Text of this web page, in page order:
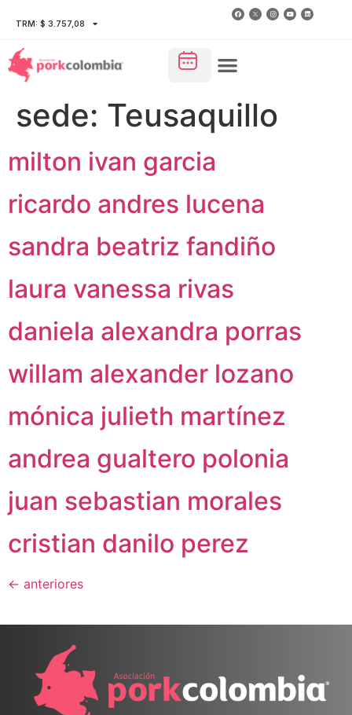
TRM: $ 3.757,08
sede: Teusaquillo
milton ivan garcia
ricardo andres lucena
sandra beatriz fandiño
laura vanessa rivas
daniela alexandra porras
willam alexander lozano
mónica julieth martínez
andrea gualtero polonia
juan sebastian morales
cristian danilo perez
← anteriores